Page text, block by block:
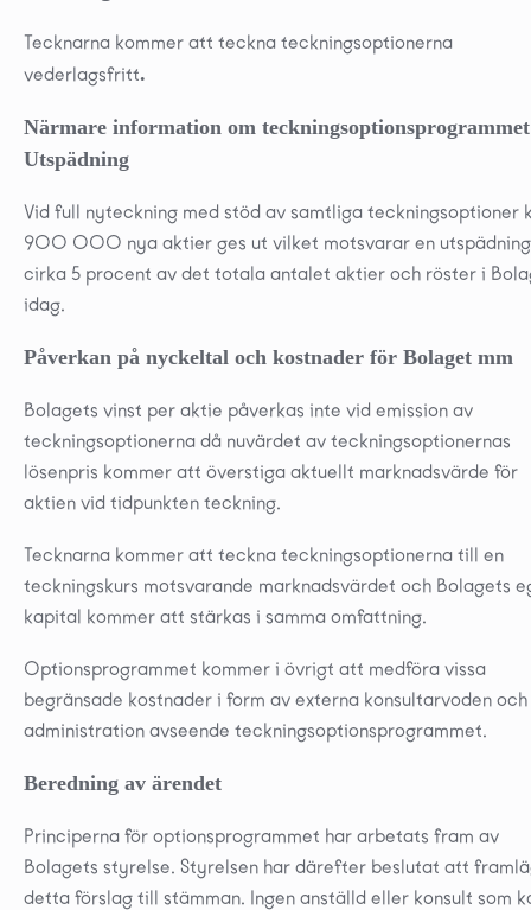
Tecknarna kommer att teckna teckningsoptionerna
vederlagsfritt.
Närmare information om teckningsoptionsprogrammet
Utspädning
Vid full nyteckning med stöd av samtliga teckningsoptioner
900 000 nya aktier ges ut vilket motsvarar en
cirka 5 procent av det totala antalet aktier och röster i
idag.
Påverkan på nyckeltal och kostnader för Bolaget mm
Bolagets vinst per aktie påverkas inte vid emission av
teckningsoptionerna då nuvärdet av teckningsoptionernas
lösenpris kommer att överstiga aktuellt marknadsvärde för
aktien vid tidpunkten teckning.
Tecknarna kommer att teckna teckningsoptionerna till en
teckningskurs motsvarande marknadsvärdet och Bolagets
kapital kommer att stärkas i samma omfattning.
Optionsprogrammet kommer i övrigt att medföra vissa
begränsade kostnader i form av externa konsultarvoden och
administration avseende teckningsoptionsprogrammet.
Beredning av ärendet
Principerna för optionsprogrammet har arbetats fram av
Bolagets styrelse. Styrelsen har därefter beslutat att
detta förslag till stämman. Ingen anställd eller konsult som